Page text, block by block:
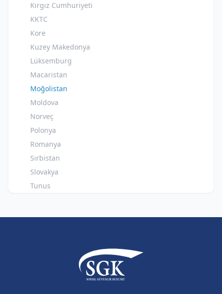
Kırgız Cumhuriyeti
KKTC
Kore
Kuzey Makedonya
Lüksemburg
Macaristan
Moğolistan
Moldova
Norveç
Polonya
Romanya
Sırbistan
Slovakya
Tunus